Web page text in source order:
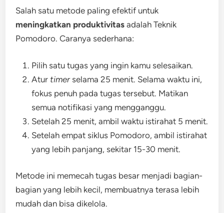
Salah satu metode paling efektif untuk
meningkatkan produktivitas adalah Teknik
Pomodoro. Caranya sederhana:
Pilih satu tugas yang ingin kamu selesaikan.
Atur timer selama 25 menit. Selama waktu ini,
fokus penuh pada tugas tersebut. Matikan
semua notifikasi yang mengganggu.
Setelah 25 menit, ambil waktu istirahat 5 menit.
Setelah empat siklus Pomodoro, ambil istirahat
yang lebih panjang, sekitar 15-30 menit.
Metode ini memecah tugas besar menjadi bagian-
bagian yang lebih kecil, membuatnya terasa lebih
mudah dan bisa dikelola.